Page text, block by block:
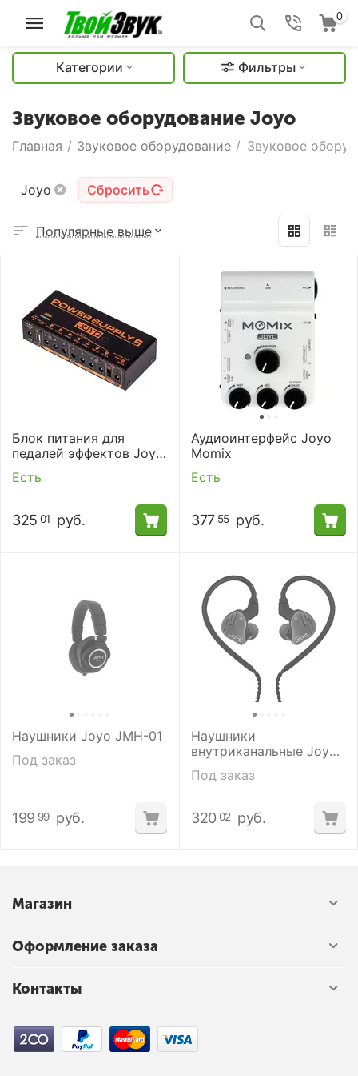
0
Категории Фильтры
Звуковое оборудование Joyo
Главная / Звуковое оборудование / Звуковое
Joyo Сбросить
Популярные выше
Блок питания для
педалей эффектов Joyo
JP-05 7х9В+1
Есть
325 01 руб.
Аудиоинтерфейс Joyo
Momix
Есть
377 55 руб.
Наушники Joyo JMH-01
Под заказ
199 99 руб.
Наушники
внутриканальные Joyo
Под заказ
320 02 руб.
Магазин
Оформление заказа
Контакты